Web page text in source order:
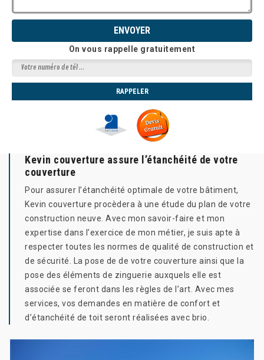
On vous rappelle gratuitement
Kevin couverture assure l’étanchéité de votre
couverture
Pour assurer l’étanchéité optimale de votre bâtiment,
Kevin couverture procèdera à une étude du plan de votre
construction neuve. Avec mon savoir-faire et mon
expertise dans l’exercice de mon métier, je suis apte à
respecter toutes les normes de qualité de construction et
de sécurité. La pose de de votre couverture ainsi que la
pose des éléments de zinguerie auxquels elle est
associée se feront dans les règles de l’art. Avec mes
services, vos demandes en matière de confort et
d’étanchéité de toit seront réalisées avec brio.